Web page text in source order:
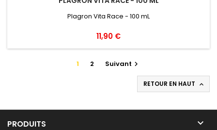
Plagron Vita Race - 100 mL
11,90 €
1 2 Suivant 
RETOUR EN HAUT 
PRODUITS 